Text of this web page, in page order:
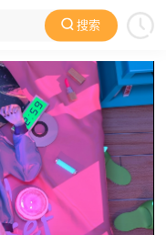
搜索
欧美动漫 动漫电影